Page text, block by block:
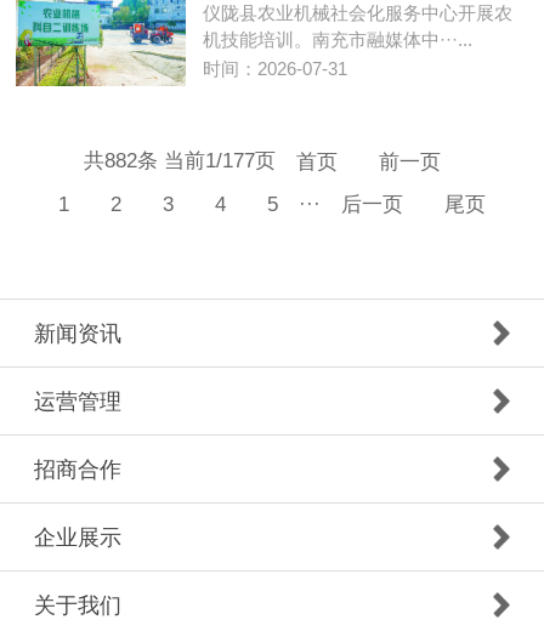
仪陇县农业机械社会化服务中心开展农
机技能培训。南充市融媒体中···...
时间：2026-07-31
共882条 当前1/177页 首页
前一页
1
2 3 4 5 ··· 后一页 尾页
新闻资讯
运营管理
招商合作
企业展示
关于我们